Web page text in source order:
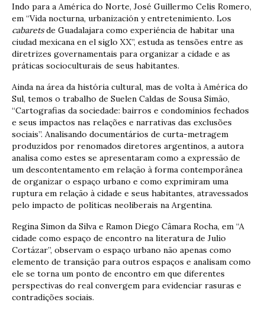
Indo para a América do Norte, José Guillermo Celis Romero,
em “Vida nocturna, urbanización y entretenimiento. Los
cabaretsde Guadalajara como experiéncia de habitar una
ciudad mexicana en el siglo XX”, estuda as tensões entre as
diretrizes governamentais para organizar a cidade e as
práticas socioculturais de seus habitantes.
Ainda na área da história cultural, mas de volta à América do
Sul, temos o trabalho de Suelen Caldas de Sousa Simão,
“Cartografias da sociedade: bairros e condomínios fechados
e seus impactos nas relações e narrativas das exclusões
sociais”. Analisando documentários de curta-metragem
produzidos por renomados diretores argentinos, a autora
analisa como estes se apresentaram como a expressão de
um descontentamento em relação à forma contemporânea
de organizar o espaço urbano e como exprimiram uma
ruptura em relação à cidade e seus habitantes, atravessados
pelo impacto de políticas neoliberais na Argentina.
Regina Simon da Silva e Ramon Diego Câmara Rocha, em “A
cidade como espaço de encontro na literatura de Julio
Cortázar”, observam o espaço urbano não apenas como
elemento de transição para outros espaços e analisam como
ele se torna um ponto de encontro em que diferentes
perspectivas do real convergem para evidenciar rasuras e
contradições sociais.